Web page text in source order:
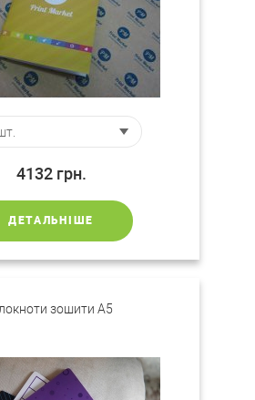
4132 грн.
ДЕТАЛЬНІШЕ
зошити A5